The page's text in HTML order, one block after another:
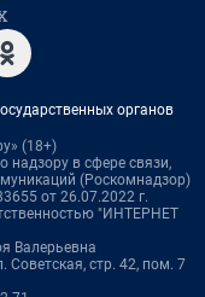
органов
(18+)
надзору в сфере связи,
(Роскомнадзор)
от 26.07.2022 г.
"ИНТЕРНЕТ
Валерьевна
Советская, стр. 42, пом. 7